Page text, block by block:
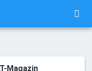
Magazin